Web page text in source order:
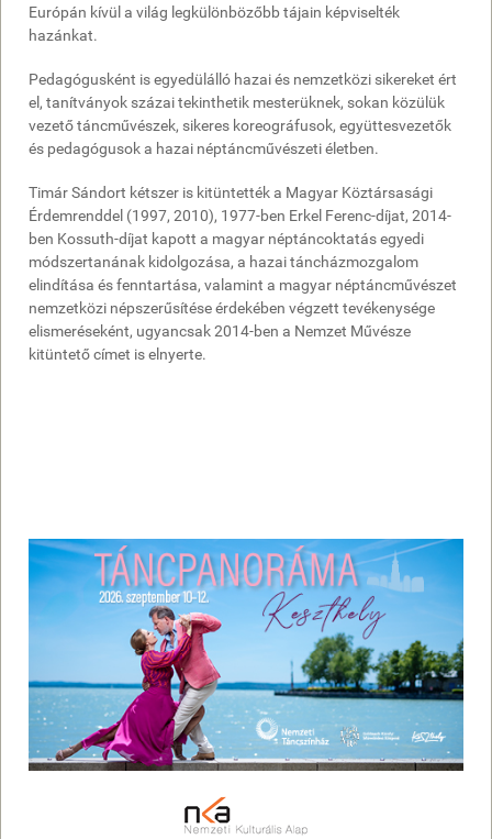
Európán kívül a világ legkülönbözőbb tájain képviselték
hazánkat.
Pedagógusként is egyedülálló hazai és nemzetközi sikereket ért
el, tanítványok százai tekinthetik mesterüknek, sokan közülük
vezető táncművészek, sikeres koreográfusok, együttesvezetők
és pedagógusok a hazai néptáncművészeti életben.
Timár Sándort kétszer is kitüntették a Magyar Köztársasági
Érdemrenddel (1997, 2010), 1977-ben Erkel Ferenc-díjat, 2014-
ben Kossuth-díjat kapott a magyar néptáncoktatás egyedi
módszertanának kidolgozása, a hazai táncházmozgalom
elindítása és fenntartása, valamint a magyar néptáncművészet
nemzetközi népszerűsítése érdekében végzett tevékenysége
elismeréseként, ugyancsak 2014-ben a Nemzet Művésze
kitüntető címet is elnyerte.